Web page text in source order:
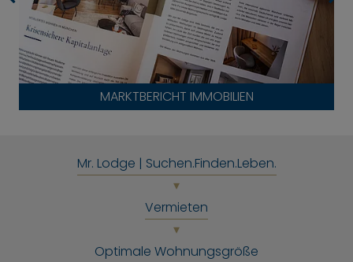
MARKTBERICHT IMMOBILIEN
Mr. Lodge | Suchen.Finden.Leben.
Vermieten
Optimale Wohnungsgröße